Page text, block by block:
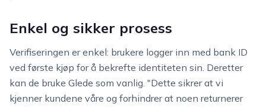
Enkel og sikker prosess
Verifiseringen er enkel: brukere logger inn med bank ID
ved første kjøp for å bekrefte identiteten sin. Deretter
kan de bruke Glede som vanlig. "Dette sikrer at vi
kjenner kundene våre og forhindrer at noen returnerer